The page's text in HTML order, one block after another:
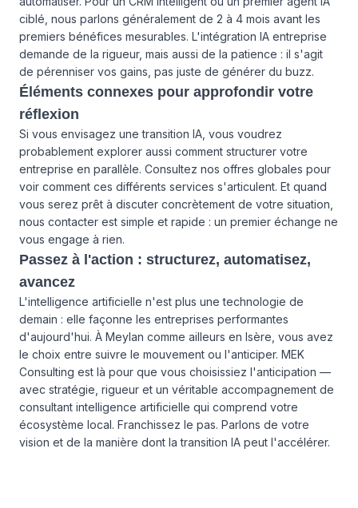
ciblé, nous parlons généralement de 2 à 4 mois avant les
premiers bénéfices mesurables. L'intégration IA entreprise
demande de la rigueur, mais aussi de la patience : il s'agit
de pérenniser vos gains, pas juste de générer du buzz.
Éléments connexes pour approfondir votre
réflexion
Si vous envisagez une transition IA, vous voudrez
probablement explorer aussi comment structurer votre
entreprise en parallèle. Consultez nos offres globales pour
voir comment ces différents services s'articulent. Et quand
vous serez prêt à discuter concrètement de votre situation,
nous contacter est simple et rapide : un premier échange ne
vous engage à rien.
Passez à l'action : structurez, automatisez,
avancez
L'intelligence artificielle n'est plus une technologie de
demain : elle façonne les entreprises performantes
d'aujourd'hui. À Meylan comme ailleurs en Isère, vous avez
le choix entre suivre le mouvement ou l'anticiper. MEK
Consulting est là pour que vous choisissiez l'anticipation —
avec stratégie, rigueur et un véritable accompagnement de
consultant intelligence artificielle qui comprend votre
écosystème local. Franchissez le pas. Parlons de votre
vision et de la manière dont la transition IA peut l'accélérer.